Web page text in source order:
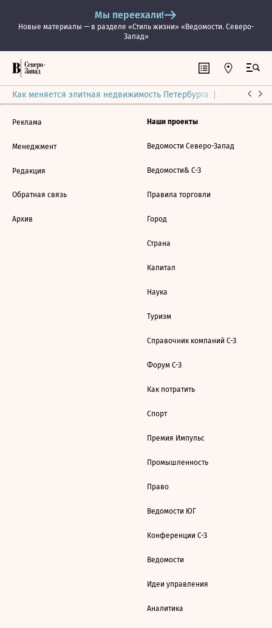
Мы переехали!
Новые материалы — в разделе «Стиль жизни» «Ведомости. Северо-
Запад»
Как меняется элитная недвижимость Петербурга Ситуация
Реклама
Менеджмент
Редакция
Обратная связь
Архив
Наши проекты
Ведомости Северо-Запад
Ведомости& С-З
Правила торговли
Город
Страна
Капитал
Наука
Туризм
Справочник компаний С-З
Форум С-З
Как потратить
Спорт
Премия Импульс
Промышленность
Право
Ведомости ЮГ
Конференции С-З
Ведомости
Идеи управления
Аналитика